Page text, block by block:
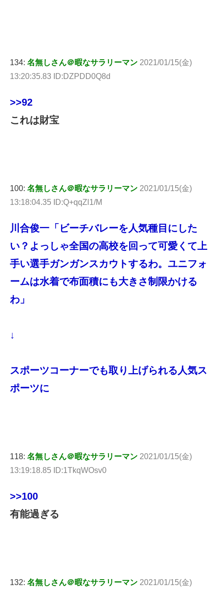
134: 名無しさん＠暇なサラリーマン 2021/01/15(金)
13:20:35.83 ID:DZPDD0Q8d
>>92
これは財宝
100: 名無しさん＠暇なサラリーマン 2021/01/15(金)
13:18:04.35 ID:Q+qqZl1/M
川合俊一「ビーチバレーを人気種目にした
い？よっしゃ全国の高校を回って可愛くて上
手い選手ガンガンスカウトするわ。ユニフォ
ームは水着で布面積にも大きさ制限かける
わ」
↓
スポーツコーナーでも取り上げられる人気ス
ポーツに
118: 名無しさん＠暇なサラリーマン 2021/01/15(金)
13:19:18.85 ID:1TkqWOsv0
>>100
有能過ぎる
132: 名無しさん＠暇なサラリーマン 2021/01/15(金)